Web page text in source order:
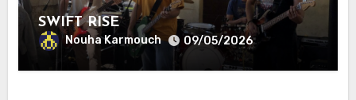
SWIFT RISE
Nouha Karmouch 09/05/2026